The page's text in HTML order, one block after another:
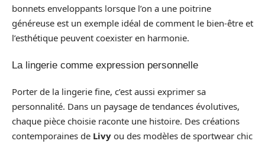
bonnets enveloppants lorsque l’on a une poitrine
généreuse est un exemple idéal de comment le bien-être et
l’esthétique peuvent coexister en harmonie.
La lingerie comme expression personnelle
Porter de la lingerie fine, c’est aussi exprimer sa
personnalité. Dans un paysage de tendances évolutives,
chaque pièce choisie raconte une histoire. Des créations
contemporaines de Livy ou des modèles de sportwear chic